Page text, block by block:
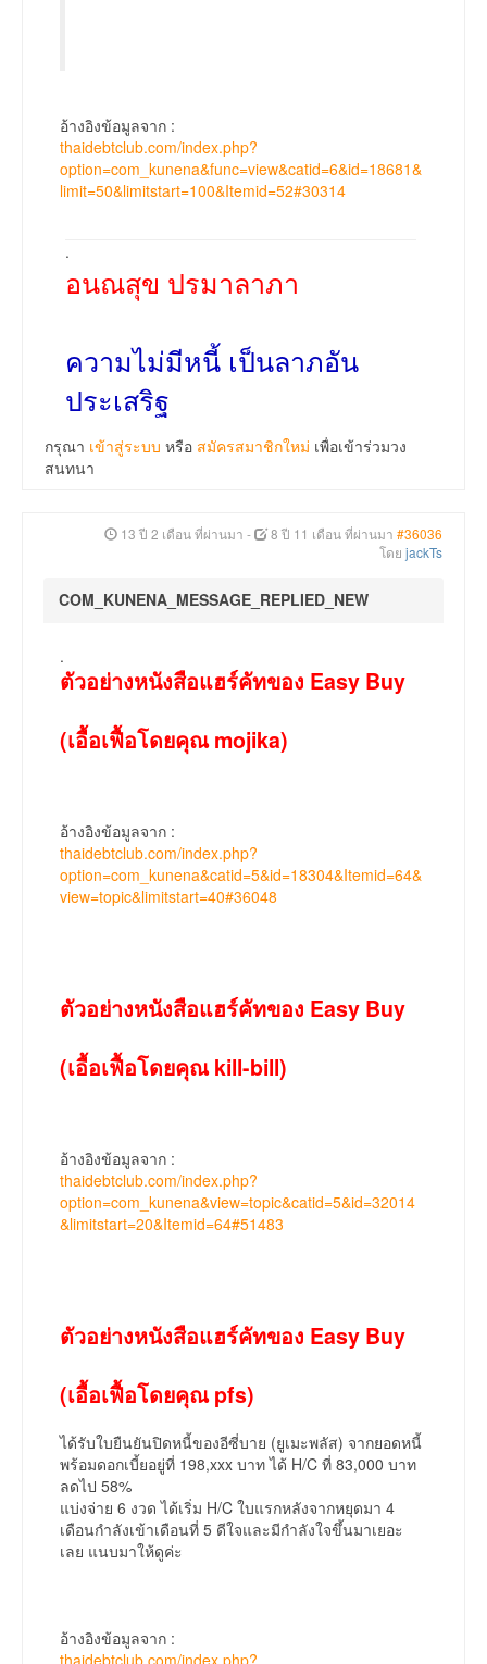
อ้างอิงข้อมูลจาก :
thaidebtclub.com/index.php?
option=com_kunena&func=view&catid=6&id=18681&
limit=50&limitstart=100&Itemid=52#30314
.
อนณสุข ปรมาลาภา
ความไม่มีหนี้ เป็นลาภอัน
ประเสริฐ
กรุณา เข้าสู่ระบบ หรือ สมัครสมาชิกใหม่ เพื่อเข้าร่วมวง
สนทนา
13 ปี 2 เดือน ที่ผ่านมา - 8 ปี 11 เดือน ที่ผ่านมา #36036
โดย jackTs
COM_KUNENA_MESSAGE_REPLIED_NEW
.
ตัวอย่างหนังสือแฮร์คัทของ Easy Buy
(เอื้อเฟื้อโดยคุณ mojika)
อ้างอิงข้อมูลจาก :
thaidebtclub.com/index.php?
option=com_kunena&catid=5&id=18304&Itemid=64&
view=topic&limitstart=40#36048
ตัวอย่างหนังสือแฮร์คัทของ Easy Buy
(เอื้อเฟื้อโดยคุณ kill-bill)
อ้างอิงข้อมูลจาก :
thaidebtclub.com/index.php?
option=com_kunena&view=topic&catid=5&id=32014
&limitstart=20&Itemid=64#51483
ตัวอย่างหนังสือแฮร์คัทของ Easy Buy
(เอื้อเฟื้อโดยคุณ pfs)
ได้รับใบยืนยันปิดหนี้ของอีซี่บาย (ยูเมะพลัส) จากยอดหนี้
พร้อมดอกเบี้ยอยู่ที่ 198,xxx บาท ได้ H/C ที่ 83,000 บาท
ลดไป 58%
แบ่งจ่าย 6 งวด ได้เริ่ม H/C ใบแรกหลังจากหยุดมา 4
เดือนกำลังเข้าเดือนที่ 5 ดีใจและมีกำลังใจขึ้นมาเยอะ
เลย แนบมาให้ดูค่ะ
อ้างอิงข้อมูลจาก :